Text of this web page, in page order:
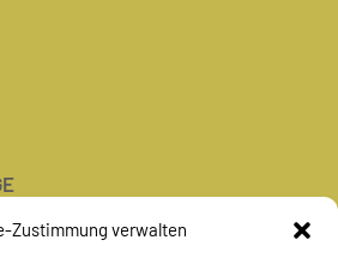
Zustimmung verwalten